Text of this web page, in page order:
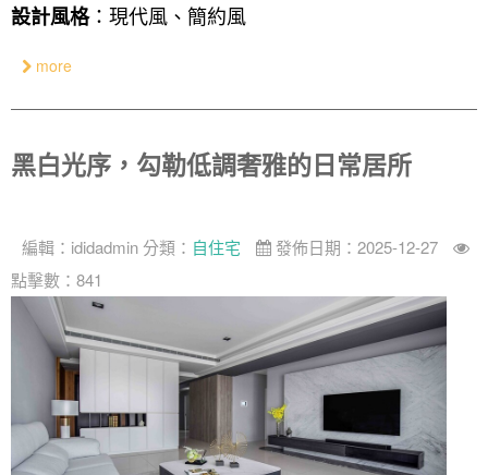
設計風格：現代風、簡約風
more
黑白光序，勾勒低調奢雅的日常居所
編輯： ididadmin 分類： 自住宅
發佈日期：2025-12-27
點擊數：841
奢華
日式